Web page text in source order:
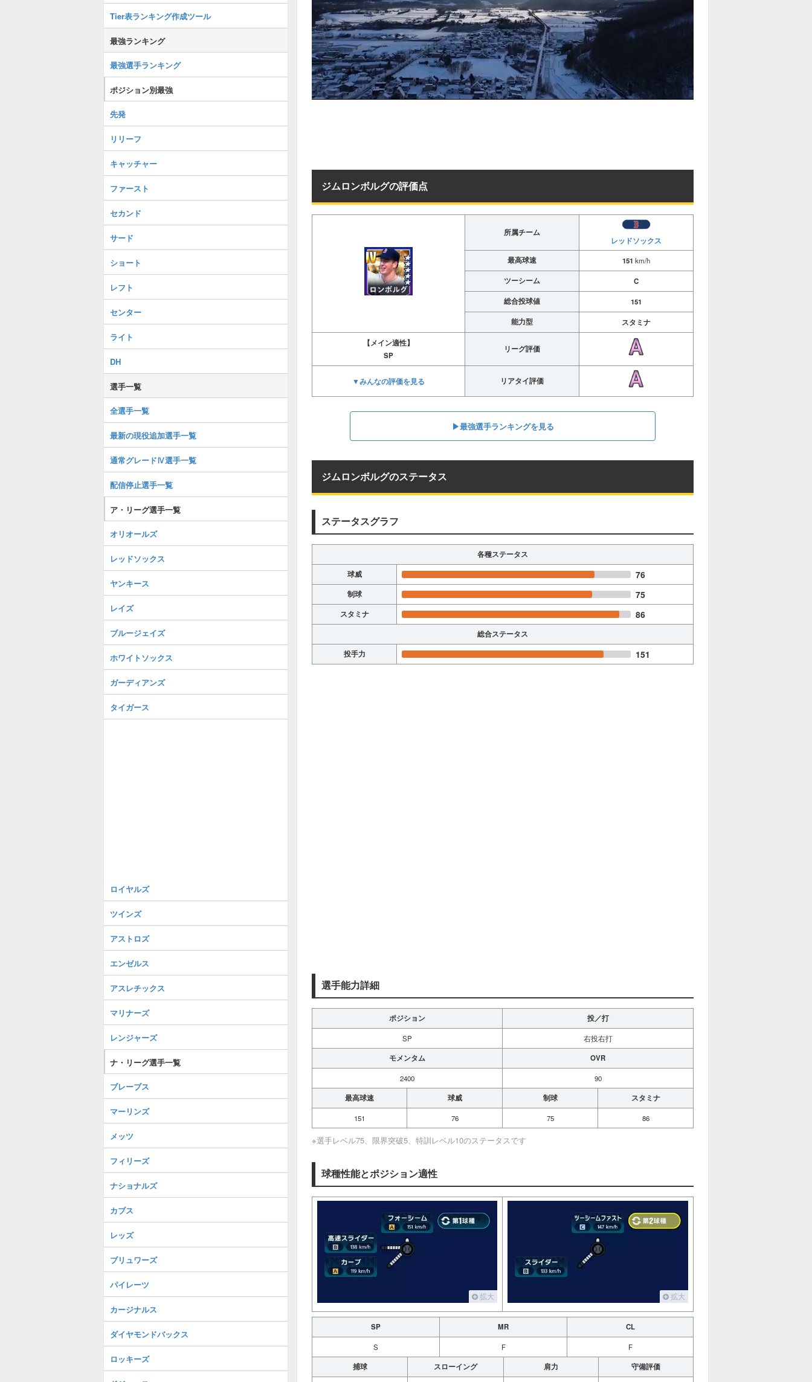
ジムロンボルグの評価点
所属チーム
レッドソックス
最高球速 151 km/h
ツーシーム
C
総合投球値
151
能力型
スタミナ
【メイン適性】
SP
リーグ評価
▼みんなの評価を見る リアタイ評価
▶︎最強選手ランキングを見る
ジムロンボルグのステータス
ステータスグラフ
各種ステータス
球威
76
制球 75
スタミナ 86
総合ステータス
投手力
151
選手能力詳細
ポジション 投／打
SP 右投右打
モメンタム OVR
2400 90
最高球速 球威 制球 スタミナ
151 76 75 86
※選手レベル75、限界突破5、特訓レベル10のステータスです
球種性能とポジション適性
拡大 拡大
SP MR CL
S F F
捕球 スローイング 肩力 守備評価
Tier表ランキング作成ツール
最強ランキング
最強選手ランキング
ポジション別最強
先発
リリーフ
キャッチャー
ファースト
セカンド
サード
ショート
レフト
センター
ライト
DH
選手一覧
全選手一覧
最新の現役追加選手一覧
通常グレードⅣ選手一覧
配信停止選手一覧
ア・リーグ選手一覧
オリオールズ
レッドソックス
ヤンキース
レイズ
ブルージェイズ
ホワイトソックス
ガーディアンズ
タイガース
ロイヤルズ
ツインズ
アストロズ
エンゼルス
アスレチックス
マリナーズ
レンジャーズ
ナ・リーグ選手一覧
ブレーブス
マーリンズ
メッツ
フィリーズ
ナショナルズ
カブス
レッズ
ブリュワーズ
パイレーツ
カージナルス
ダイヤモンドバックス
ロッキーズ